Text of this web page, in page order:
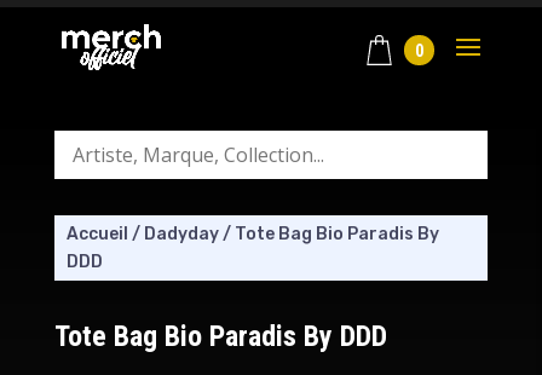
0
Accueil / Dadyday/ Tote Bag Bio Paradis By
DDD
Tote Bag Bio Paradis By DDD